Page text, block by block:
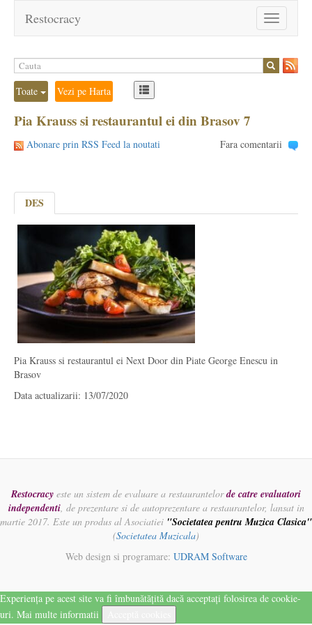
Toggle
navigation
Restocracy
Toate Vezi pe Harta
Pia Krauss si restaurantul ei din Brasov 7
Abonare prin RSS Feed la noutati Fara comentarii
DES
Pia Krauss si restaurantul ei Next Door din Piate George Enescu in
Brasov
Data actualizarii: 13/07/2020
Restocracy este un sistem de evaluare a restaurantelorde catre evaluatori
independenti, de prezentare si de autoprezentare a restaurantelor, lansat in
martie 2017. Este un produs al Asociatiei "Societatea pentru Muzica Clasica"
(Societatea Muzicala)
Web design si programare: UDRAM Software
Experiența pe acest site va fi îmbunătățită dacă acceptați folosirea de cookie-
uri. Mai multe informatii